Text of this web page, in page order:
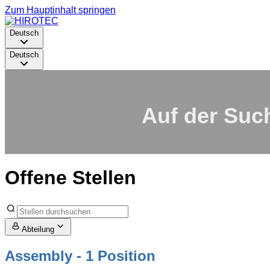
Zum Hauptinhalt springen
Deutsch
Deutsch
Auf der
Offene Stellen
Abteilung
Assembly - 1 Position